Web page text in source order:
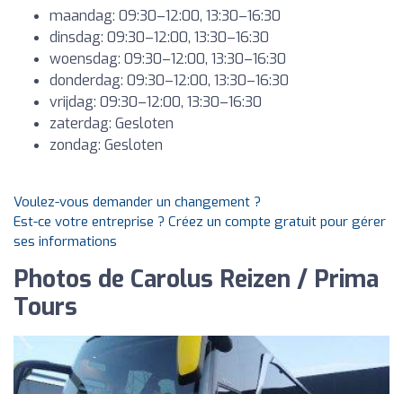
maandag: 09:30–12:00, 13:30–16:30
dinsdag: 09:30–12:00, 13:30–16:30
woensdag: 09:30–12:00, 13:30–16:30
donderdag: 09:30–12:00, 13:30–16:30
vrijdag: 09:30–12:00, 13:30–16:30
zaterdag: Gesloten
zondag: Gesloten
Voulez-vous demander un changement ?
Est-ce votre entreprise ? Créez un compte gratuit pour gérer
ses informations
Photos de Carolus Reizen / Prima
Tours